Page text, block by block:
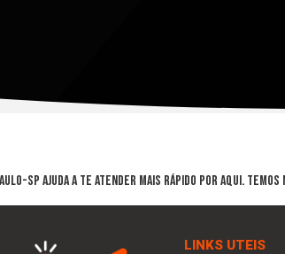
SP Ajuda a te atender mais rápido por aqui. Temos
LINKS UTEIS